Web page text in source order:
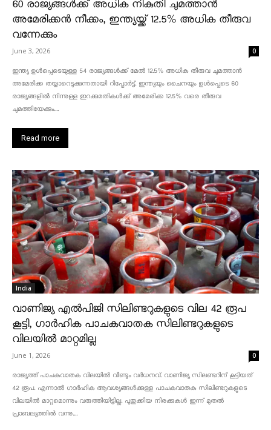
60 രാജ്യങ്ങൾക്ക് അധിക നികുതി ചുമത്താൻ
അമേരിക്കൻ നീക്കം, ഇന്ത്യയ്ക്ക് 12.5% അധിക തീരുവ
വന്നേക്കും
June 3, 2026 0
ഇന്ത്യ ഉൾപ്പെടെയുള്ള 54 രാജ്യങ്ങൾക്ക് മേൽ 12.5% അധിക തീരുവ ചുമത്താൻ
അമേരിക്ക തയ്യാറെടുക്കുന്നതായി റിപ്പോർട്ട്. ഇന്ത്യയും ചൈനയും ഉൾപ്പെടെ 60
രാജ്യങ്ങളിൽ നിന്നുള്ള ഇറക്കുമതികൾക്ക് അമേരിക്ക 12.5% ​​വരെ തീരുവ
ചുമത്തിയേക്കും....
Read more
India
വാണിജ്യ എൽപിജി സിലിണ്ടറുകളുടെ വില 42 രൂപ
കൂട്ടി, ഗാർഹിക പാചകവാതക സിലിണ്ടറുകളുടെ
വിലയിൽ മാറ്റമില്ല
June 1, 2026 0
രാജ്യത്ത് പാചകവാതക വിലയിൽ വീണ്ടും വർധനവ്. വാണിജ്യ സിലണ്ടറിന് കൂട്ടിയത്
42 രൂപ. എന്നാൽ ഗാർഹിക ആവശ്യങ്ങൾക്കുള്ള പാചകവാതക സിലിണ്ടറുകളുടെ
വിലയിൽ മാറ്റമൊന്നും വരുത്തിയിട്ടില്ല. പുതുക്കിയ നിരക്കുകൾ ഇന്ന് മുതൽ
പ്രാബല്യത്തിൽ വന്നു....